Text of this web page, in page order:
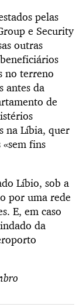
pelas
e Security
outras
no terreno
antes da
de
na Líbia, quer
fins
Líbio, sob a
por uma rede
E, em caso
da